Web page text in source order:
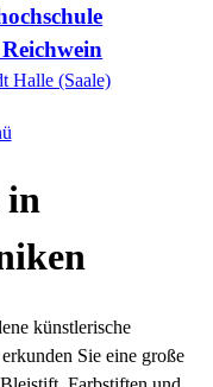
Halle (Saale)
in
künstlerische
Sie eine große